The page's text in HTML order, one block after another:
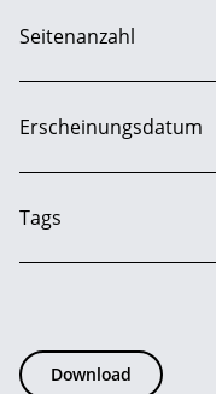
Seitenanzahl
Erscheinungsdatum
Tags
Download